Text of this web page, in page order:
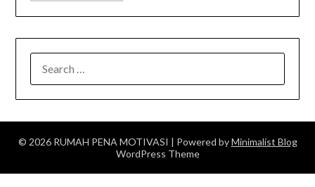
FOR:
© 2026 RUMAH PENA MOTIVASI | Powered byMinimalist Blog
WordPress Theme